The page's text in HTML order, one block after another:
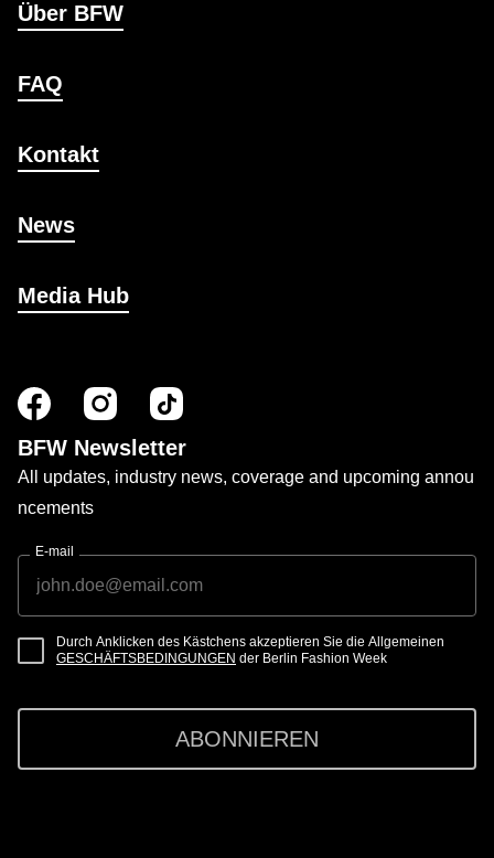
Über BFW
FAQ
Kontakt
News
Media Hub
BFW Newsletter
All updates, industry news, coverage and upcoming annou
ncements
E-mail
Durch Anklicken des Kästchens akzeptieren Sie die Allgemeinen
GESCHÄFTSBEDINGUNGEN der Berlin Fashion Week
ABONNIEREN